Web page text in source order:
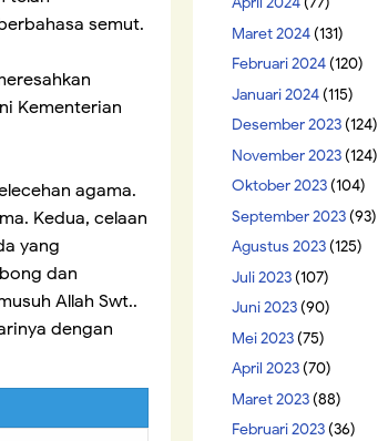
semut.
Kementerian
agama.
Kedua, celaan
yang
dan
Allah Swt..
dengan
Maret 2024(131)
Februari 2024(120)
Januari 2024(115)
Desember 2023(124)
November 2023(124)
Oktober 2023(104)
September 2023(93)
Agustus 2023(125)
Juli 2023(107)
Juni 2023(90)
Mei 2023(75)
April 2023(70)
Maret 2023(88)
Februari 2023(36)